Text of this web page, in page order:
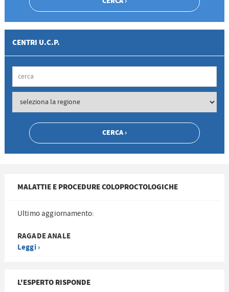
CENTRI U.C.P.
MALATTIE E PROCEDURE COLOPROCTOLOGICHE
Ultimo aggiornamento:
RAGADE ANALE
Leggi ›
L'ESPERTO RISPONDE